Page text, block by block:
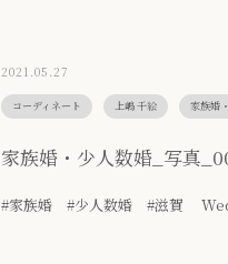
2021.05.27
コーディネート 上嶋 千絵 家族婚
家族婚・少人数婚_写真
#家族婚 #少人数婚 #滋賀